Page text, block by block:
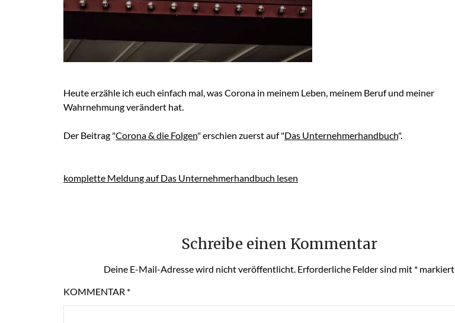
Heute erzähle ich euch einfach mal, was Corona in meinem Leben, meinem Beruf und meiner
Wahrnehmung verändert hat.
Der Beitrag "Corona & die Folgen" erschien zuerst auf "Das Unternehmerhandbuch".
komplette Meldung auf Das Unternehmerhandbuch lesen
Schreibe einen Kommentar
Deine E-Mail-Adresse wird nicht veröffentlicht. Erforderliche Felder sind mit * markiert
KOMMENTAR *